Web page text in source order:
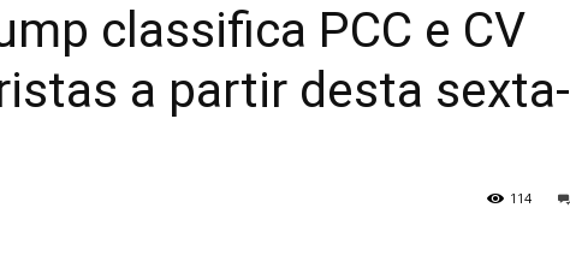
classifica PCC e CV
a partir desta sexta-
114